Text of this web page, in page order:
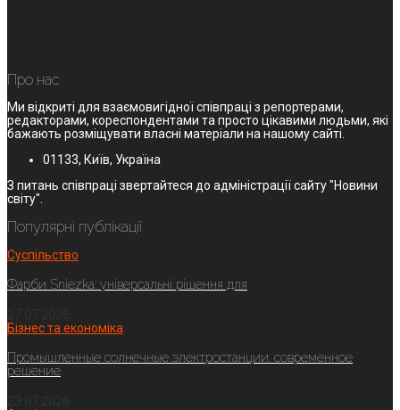
Про нас
Ми відкриті для взаємовигідної співпраці з репортерами,
редакторами, кореспондентами та просто цікавими людьми, які
бажають розміщувати власні матеріали на нашому сайті.
01133, Київ, Україна
З питань співпраці звертайтеся до адміністрації сайту "Новини
світу".
Популярні публікації
Суспільство
Фарби Sniezka: універсальні рішення для
Бізнес та економіка
Промышленные солнечные электростанции: современное
решение